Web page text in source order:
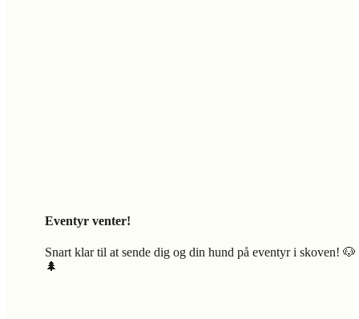
Eventyr venter!
Snart klar til at sende dig og din hund på eventyr i skoven! 🐶
🌲